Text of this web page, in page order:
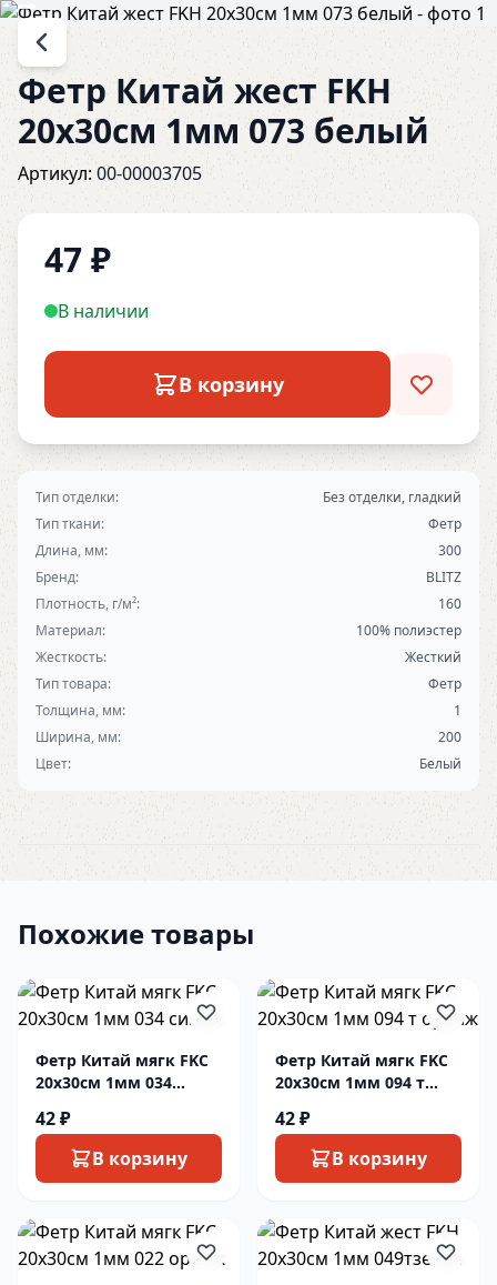
Фетр Китай жест FKH
20х30см 1мм 073 белый
Артикул: 00-00003705
47₽
В наличии
В корзину
Тип отделки:
Без отделки, гладкий
Тип ткани:
Фетр
Длина, мм:
300
Бренд:
BLITZ
Плотность, г/м²:
160
Материал:
100% полиэстер
Жесткость:
Жесткий
Тип товара:
Фетр
Толщина, мм:
1
Ширина, мм:
200
Цвет:
Белый
Похожие товары
Фетр Китай мягк FKC
20х30см 1мм 034
42 ₽
В корзину
Фетр Китай мягк FKC
20х30см 1мм 094 т
42 ₽
В корзину